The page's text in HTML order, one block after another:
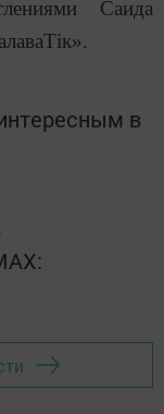
Саида
в